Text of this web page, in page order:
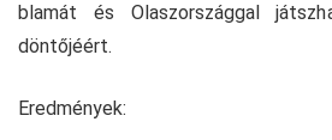
blamát és Olaszországgal
döntőjéért.
Eredmények: